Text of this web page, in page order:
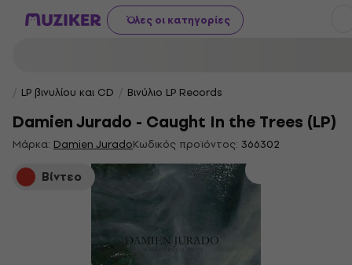
Όλες οι κατηγορίες
LP βινυλίου και CD Βινύλιο LP Records
Damien Jurado - Caught In the Trees (LP)
Μάρκα: Damien JuradoΚωδικός προϊόντος: 366302
Βίντεο